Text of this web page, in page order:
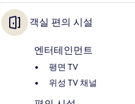
객실 편의 시설
엔터테인먼트
평면 TV
위성 TV 채널